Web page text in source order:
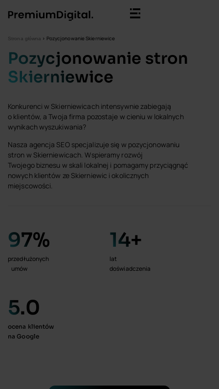
Strona główna > Pozycjonowanie Skierniewice
Pozycjonowanie stron
Skierniewice
Konkurenci w Skierniewicach intensywnie zabiegają
o klientów, a Twoja firma pozostaje w cieniu w lokalnych
wynikach wyszukiwania?
Nasza agencja SEO specjalizuje się w pozycjonowaniu
stron w Skierniewicach. Wspieramy rozwój
Twojego biznesu w skali lokalnej i pomagamy przyciągnąć
nowych klientów ze Skierniewic i okolicznych
miejscowości.
przedłużonych
umów
97%
lat
doświadczenia
14+
ocena klientów
na Google
5.0